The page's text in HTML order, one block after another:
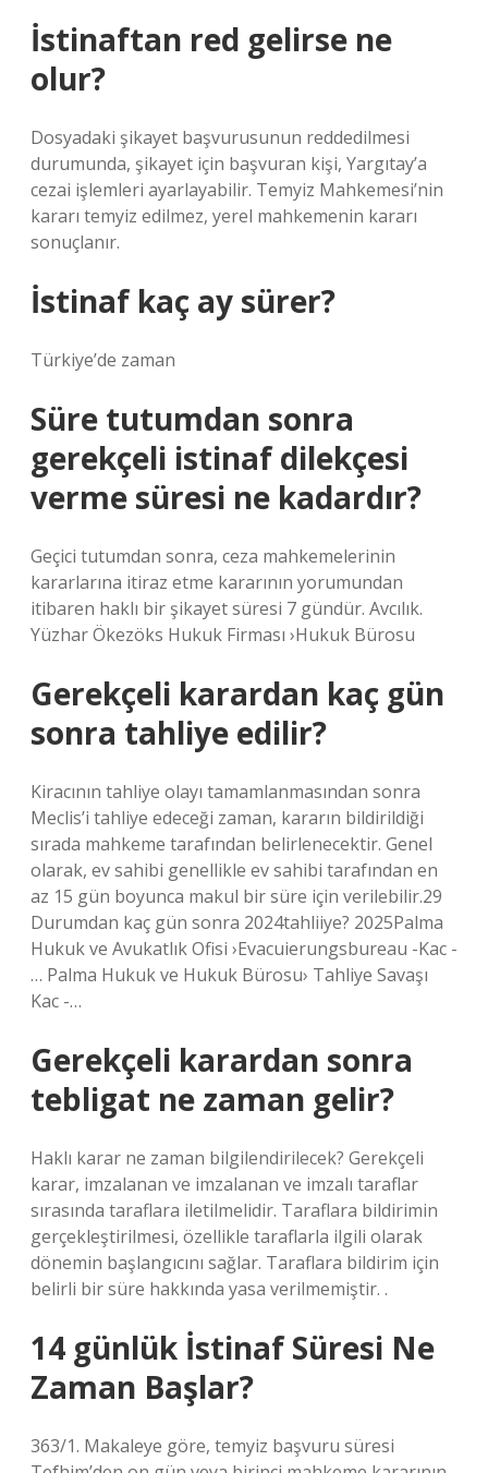
İstinaftan red gelirse ne
olur?
Dosyadaki şikayet başvurusunun reddedilmesi
durumunda, şikayet için başvuran kişi, Yargıtay’a
cezai işlemleri ayarlayabilir. Temyiz Mahkemesi’nin
kararı temyiz edilmez, yerel mahkemenin kararı
sonuçlanır.
İstinaf kaç ay sürer?
Türkiye’de zaman
Süre tutumdan sonra
gerekçeli istinaf dilekçesi
verme süresi ne kadardır?
Geçici tutumdan sonra, ceza mahkemelerinin
kararlarına itiraz etme kararının yorumundan
itibaren haklı bir şikayet süresi 7 gündür. Avcılık.
Yüzhar Ökezöks Hukuk Firması ›Hukuk Bürosu
Gerekçeli karardan kaç gün
sonra tahliye edilir?
Kiracının tahliye olayı tamamlanmasından sonra
Meclis’i tahliye edeceği zaman, kararın bildirildiği
sırada mahkeme tarafından belirlenecektir. Genel
olarak, ev sahibi genellikle ev sahibi tarafından en
az 15 gün boyunca makul bir süre için verilebilir.29
Durumdan kaç gün sonra 2024tahliiye? 2025Palma
Hukuk ve Avukatlık Ofisi ›Evacuierungsbureau -Kac -
… Palma Hukuk ve Hukuk Bürosu› Tahliye Savaşı
Kac -…
Gerekçeli karardan sonra
tebligat ne zaman gelir?
Haklı karar ne zaman bilgilendirilecek? Gerekçeli
karar, imzalanan ve imzalanan ve imzalı taraflar
sırasında taraflara iletilmelidir. Taraflara bildirimin
gerçekleştirilmesi, özellikle taraflarla ilgili olarak
dönemin başlangıcını sağlar. Taraflara bildirim için
belirli bir süre hakkında yasa verilmemiştir. .
14 günlük İstinaf Süresi Ne
Zaman Başlar?
363/1. Makaleye göre, temyiz başvuru süresi